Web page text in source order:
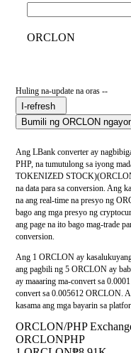
ORCLON
Huling na-update na oras --
I-refresh
Bumili ng ORCLON
Ang LBank converter ay
PHP, na tumutulong sa iyong
TOKENIZED
na data para sa conversion. Ang
na ang real-time na presyo ng
bago ang mga presyo ng
ang page na ito bago mag-trade
conversion.
Ang 1 ORCLON ay
ang pagbili ng 5 ORCLON ay
ay maaaring ma-convert sa
convert sa 0.005612 ORCLON.
kasama ang mga bayarin sa
ORCLON/PHP
ORCLONPHP